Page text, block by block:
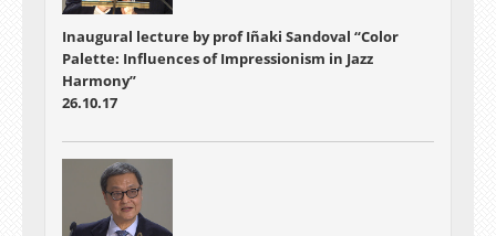
Inaugural lecture by prof Iñaki Sandoval “Color
Palette: Influences of Impressionism in Jazz
Harmony”
26.10.17